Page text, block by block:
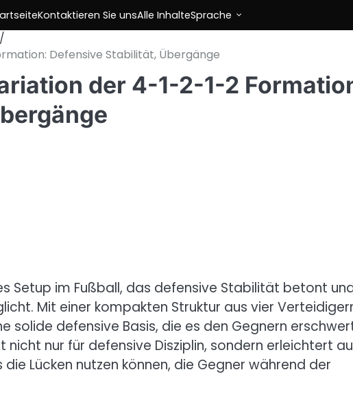
Kontaktieren Sie unsAlle InhalteSprache
Defensive Stabilität, Übergänge
der 4-1-2-1-2
Setup im Fußball, das defensive Stabilität betont
Mit einer kompakten Struktur aus vier
solide defensive Basis, die es den Gegnern
nur für defensive Disziplin, sondern erleichtert
Lücken nutzen können, die Gegner während der